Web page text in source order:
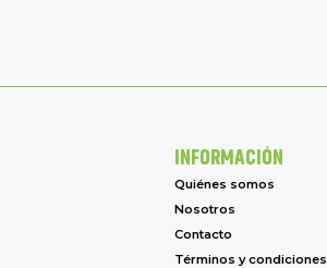
INFORMACIÓN
Quiénes somos
Nosotros
Contacto
Términos y condiciones